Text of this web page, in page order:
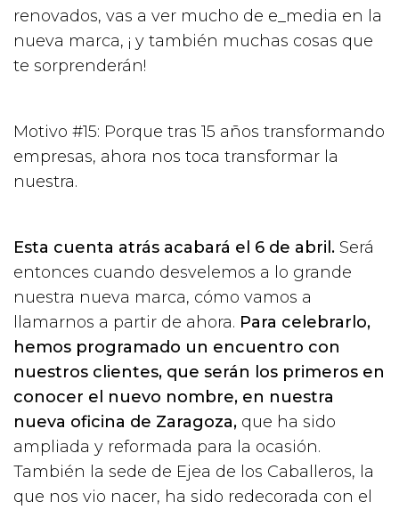
renovados, vas a ver mucho de e_media en la
nueva marca, ¡ y también muchas cosas que
te sorprenderán!
Motivo #15: Porque tras 15 años transformando
empresas, ahora nos toca transformar la
nuestra.
Esta cuenta atrás acabará el 6 de abril. Será
entonces cuando desvelemos a lo grande
nuestra nueva marca, cómo vamos a
llamarnos a partir de ahora. Para celebrarlo,
hemos programado un encuentro con
nuestros clientes, que serán los primeros en
conocer el nuevo nombre, en nuestra
nueva oficina de Zaragoza, que ha sido
ampliada y reformada para la ocasión.
También la sede de Ejea de los Caballeros, la
que nos vio nacer, ha sido redecorada con el